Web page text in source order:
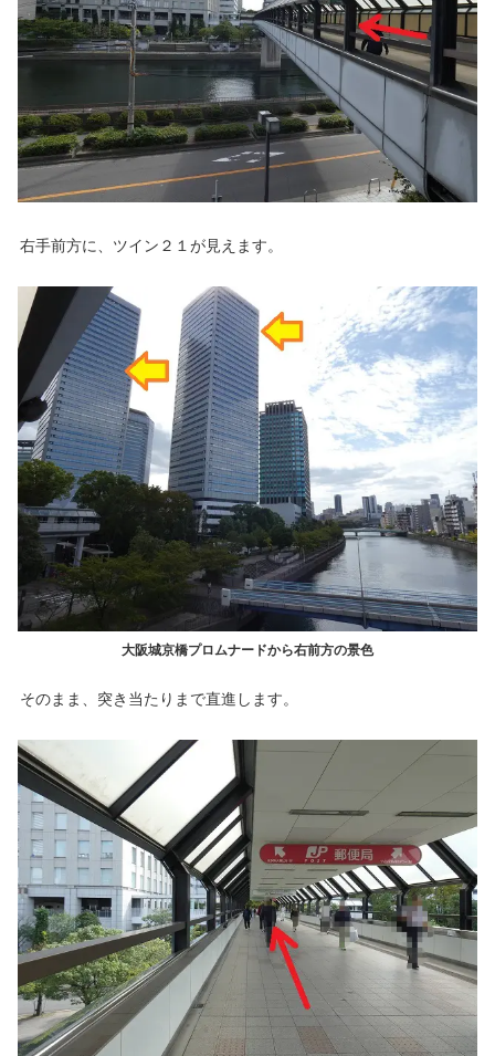
右手前方に、ツイン２１が見えます。
大阪城京橋プロムナードから右前方の景色
そのまま、突き当たりまで直進します。